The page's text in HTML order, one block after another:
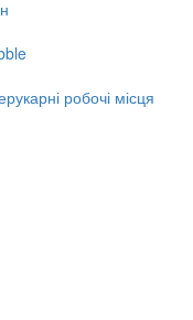
робочі місця